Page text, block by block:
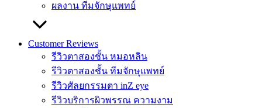
ผลงาน ทีมจักษุแพทย์
Customer Reviews
รีวิวตาสองชั้น หมอหลิน
รีวิวตาสองชั้น ทีมจักษุแพทย์
รีวิวศัลยกรรมตา inZ eye
รีวิวบริการผิวพรรณ ความงาม